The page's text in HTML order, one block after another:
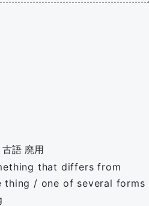
古語 廃用
that differs from
thing / one of several forms